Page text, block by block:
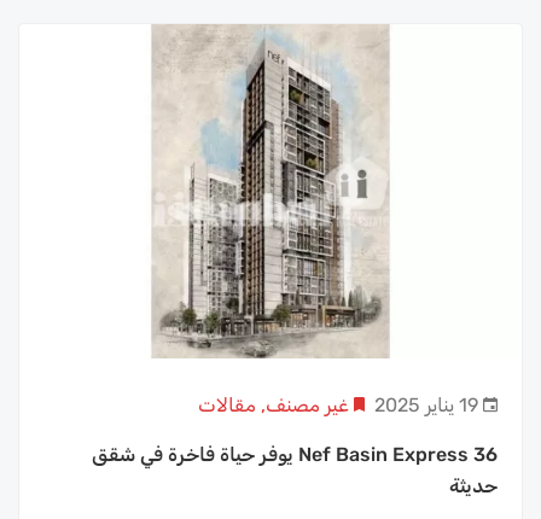
19 يناير 2025 غير مصنف, مقالات
Nef Basin Express 36 يوفر حياة فاخرة في شقق
حديثة